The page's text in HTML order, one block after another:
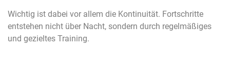
Wichtig ist dabei vor allem die Kontinuität. Fortschritte
entstehen nicht über Nacht, sondern durch regelmäßiges
und gezieltes Training.